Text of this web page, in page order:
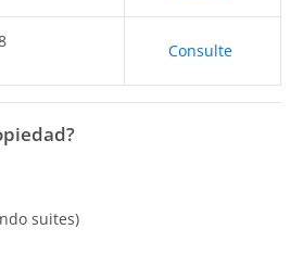
Consulte
suites)